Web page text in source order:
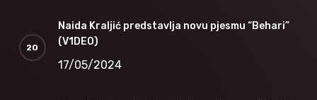
Naida Kraljić predstavlja novu pjesmu “Behari”
(V1DEO)
17/05/2024